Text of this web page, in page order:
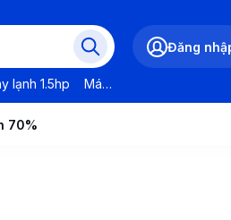
lạnh 1.5hp Máy lạnh LG
Đăng
70%